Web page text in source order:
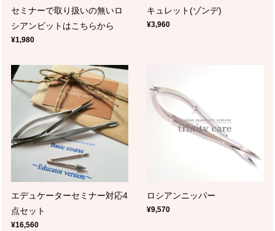
セミナーで取り扱いの無いロ
シアンビットはこちらから
¥1,980
キュレット(ゾンデ)
¥3,960
エデュケーターセミナー対応4
点セット
¥16,560
ロシアンニッパー
¥9,570